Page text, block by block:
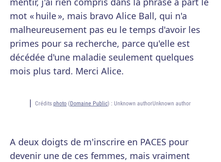
mot « huile », mais bravo Alice Ball, qui n'a
malheureusement pas eu le temps d'avoir les
primes pour sa recherche, parce qu'elle est
décédée d'une maladie seulement quelques
mois plus tard. Merci Alice.
Crédits photo (Domaine Public) : Unknown authorUnknown author
A deux doigts de m'inscrire en PACES pour
devenir une de ces femmes, mais vraiment